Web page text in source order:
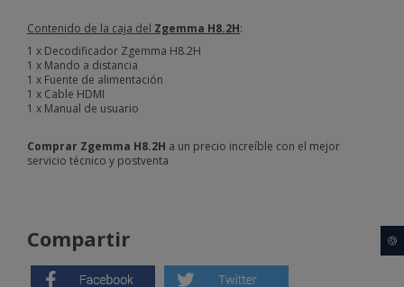
Contenido de la caja del Zgemma H8.2H:
1 x Decodificador Zgemma H8.2H
1 x Mando a distancia
1 x Fuente de alimentación
1 x Cable HDMI
1 x Manual de usuario
Comprar Zgemma H8.2H a un precio increíble con el mejor
servicio técnico y postventa
Compartir 🍪